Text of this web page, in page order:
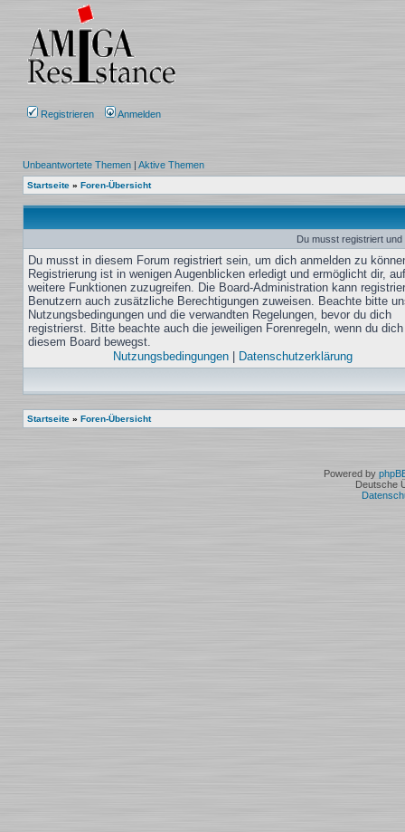
Registrieren Anmelden
Unbeantwortete Themen | Aktive Themen
Startseite » Foren-Übersicht
Du musst registriert
Du musst in diesem Forum registriert sein, um dich anmelden zu
Registrierung ist in wenigen Augenblicken erledigt und ermöglicht dir, auf
weitere Funktionen zuzugreifen. Die Board-Administration kann
Benutzern auch zusätzliche Berechtigungen zuweisen. Beachte bitte
Nutzungsbedingungen und die verwandten Regelungen, bevor du dich
registrierst. Bitte beachte auch die jeweiligen Forenregeln, wenn du
diesem Board bewegst.
Nutzungsbedingungen
Datenschutzerklärung
Startseite » Foren-Übersicht
Powered by
Deutsche